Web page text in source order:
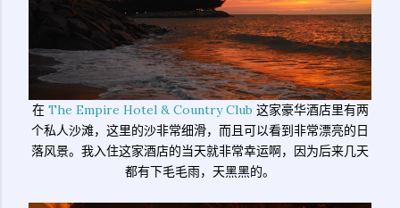
在 The Empire Hotel & Country Club 这家豪华酒店里有两
个私人沙滩，这里的沙非常细滑，而且可以看到非常漂亮的日
落风景。我入住这家酒店的当天就非常幸运啊，因为后来几天
都有下毛毛雨，天黑黑的。